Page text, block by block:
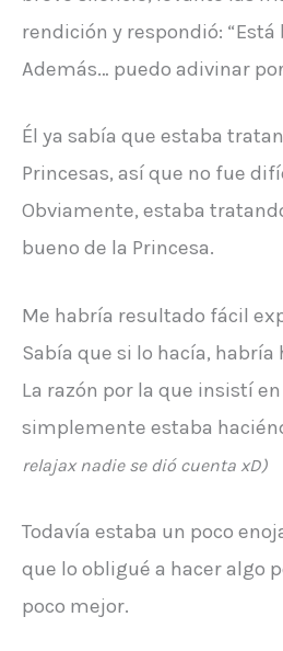
rendición y respondió: “Está
Además… puedo adivinar
Él ya sabía que estaba
Princesas, así que no fue
Obviamente, estaba
bueno de la Princesa.
Me habría resultado fácil
Sabía que si lo hacía, habría
La razón por la que insistí
simplemente estaba
relajax nadie se dió cuenta xD)
Todavía estaba un poco
que lo obligué a hacer algo
poco mejor.